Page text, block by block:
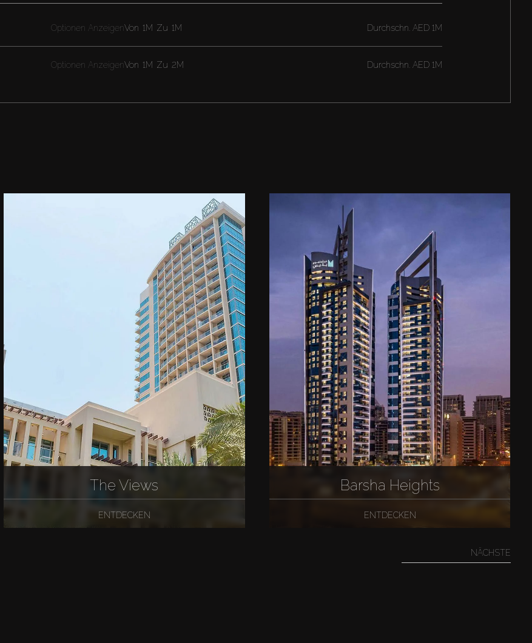
Optionen Anzeigen
Optionen Anzeigen
Von 1M Zu 1M Durchschn. AED 1M
Von 1M Zu 2M Durchschn. AED 1M
The Views
ENTDECKEN
Barsha Heights
ENTDECKEN
NÄCHSTE